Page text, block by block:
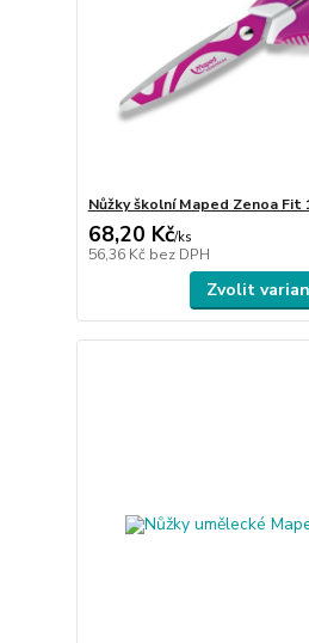
Nůžky školní Maped Zenoa Fit
68,20 Kč/ks
56,36 Kč bez DPH
Zvolit